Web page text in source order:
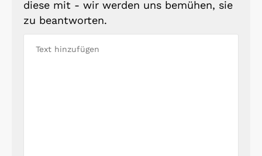
diese mit - wir werden uns bemühen, sie
zu beantworten.